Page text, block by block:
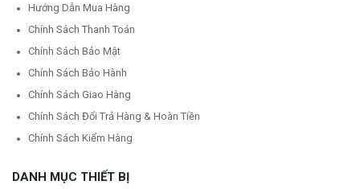
Hướng Dẫn Mua Hàng
Chính Sách Thanh Toán
Chính Sách Bảo Mật
Chính Sách Bảo Hành
Chính Sách Giao Hàng
Chính Sách Đổi Trả Hàng & Hoàn Tiền
Chính Sách Kiểm Hàng
DANH MỤC THIẾT BỊ